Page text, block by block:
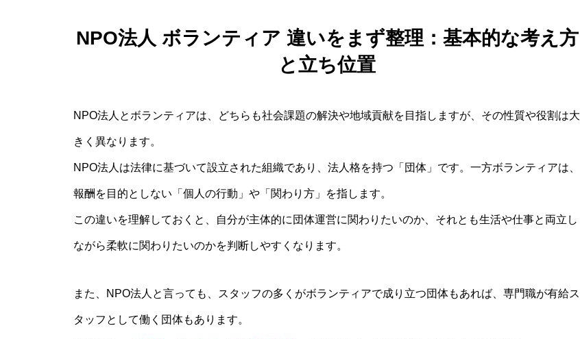
NPO法人 ボランティア 違いをまず整理：基本的な考え方
と立ち位置
NPO法人とボランティアは、どちらも社会課題の解決や地域貢献を目指しますが、その性質や役割は大
きく異なります。
NPO法人は法律に基づいて設立された組織であり、法人格を持つ「団体」です。一方ボランティアは、
報酬を目的としない「個人の行動」や「関わり方」を指します。
この違いを理解しておくと、自分が主体的に団体運営に関わりたいのか、それとも生活や仕事と両立し
ながら柔軟に関わりたいのかを判断しやすくなります。
また、NPO法人と言っても、スタッフの多くがボランティアで成り立つ団体もあれば、専門職が有給ス
タッフとして働く団体もあります。